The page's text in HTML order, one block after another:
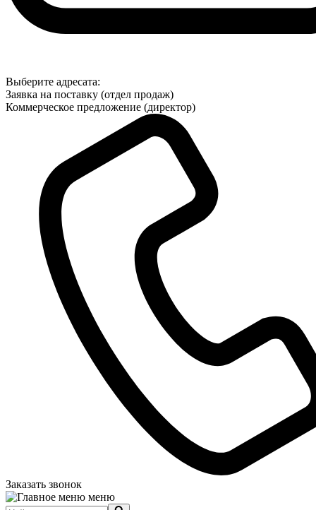
Выберите адресата:
Заявка на поставку (отдел продаж)
Коммерческое предложение (директор)
Заказать звонок
меню